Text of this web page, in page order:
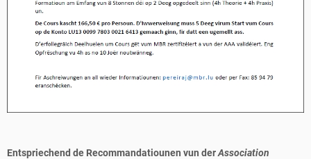
Entspriechend de Recommandatiounen vun derAssociation